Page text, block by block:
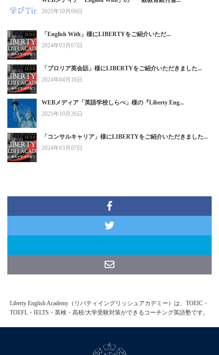
2021年10月09日
「English With」様にLIBERTYをご紹介いただ...
2024年03月07日
「プロリア英会話」様にLIBERTYをご紹介いただきました...
2024年04月16日
WEBメディア「英語学校しらべ」様の『Liberty Eng...
2021年10月26日
「コンサルキャリア」様にLIBERTYをご紹介いただきました...
2024年03月07日
Liberty English Academy（リバティイングリッシュアカデミー）は、TOEIC・
TOEFL・IELTS・英検・高校/大学受験対策ができるコーチング英語塾です。